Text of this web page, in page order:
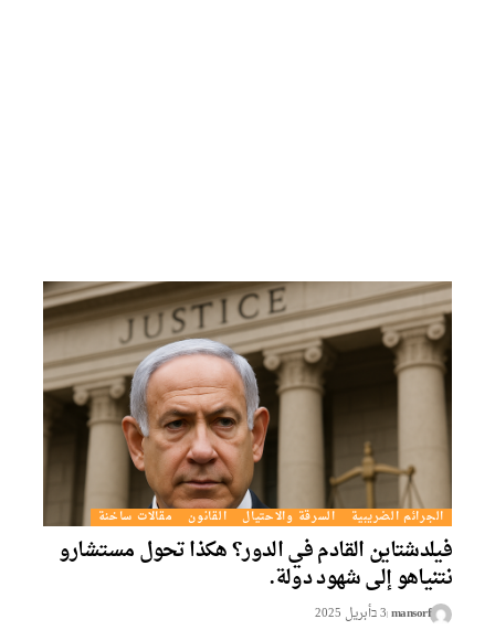
الجرائم الضريبية السرقة والاحتيال القانون مقالات ساخنة
فيلدشتاين القادم في الدور؟ هكذا تحول مستشارو
نتنياهو إلى شهود دولة.
mansorf 3 בأبريل 2025